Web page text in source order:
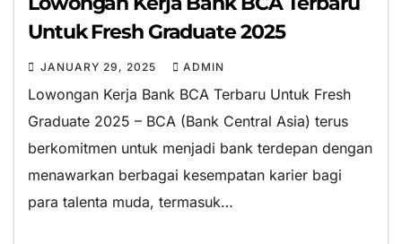
Untuk Fresh Graduate 2025
JANUARY 29, 2025 ADMIN
Lowongan Kerja Bank BCA Terbaru Untuk Fresh
Graduate 2025 – BCA (Bank Central Asia) terus
berkomitmen untuk menjadi bank terdepan dengan
menawarkan berbagai kesempatan karier bagi
para talenta muda, termasuk…